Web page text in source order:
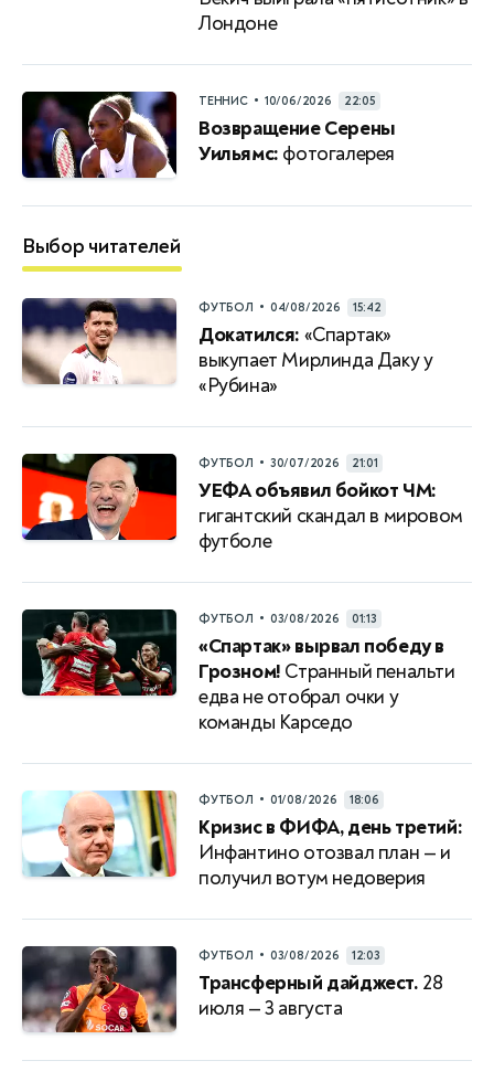
Лондоне
ТЕННИС • 10/06/2026 22:05
Возвращение Серены
Уильямс: фотогалерея
Выбор читателей
ФУТБОЛ • 04/08/2026 15:42
Докатился: «Спартак»
выкупает Мирлинда Даку у
«Рубина»
ФУТБОЛ • 30/07/2026 21:01
УЕФА объявил бойкот ЧМ:
гигантский скандал в мировом
футболе
ФУТБОЛ • 03/08/2026 01:13
«Спартак» вырвал победу в
Грозном! Странный пенальти
едва не отобрал очки у
команды Карседо
ФУТБОЛ • 01/08/2026 18:06
Кризис в ФИФА, день третий:
Инфантино отозвал план — и
получил вотум недоверия
ФУТБОЛ • 03/08/2026 12:03
Трансферный дайджест. 28
июля — 3 августа